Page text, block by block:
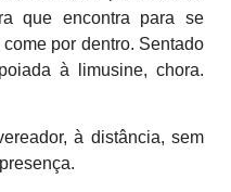
que encontra para se
por dentro. Sentado
à limusine, chora.
à distância, sem